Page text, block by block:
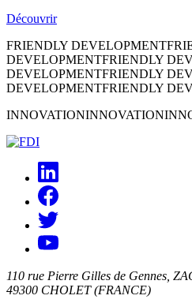
Découvrir
FRIENDLY DEVELOPMENT
DEVELOPMENTFRIENDLY
DEVELOPMENTFRIENDLY
DEVELOPMENTFRIENDLY
INNOVATIONINNOVATION
110 rue Pierre Gilles de Gennes,
49300 CHOLET (FRANCE)